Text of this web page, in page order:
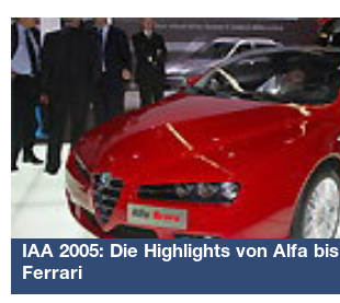
IAA 2005: Die Highlights von Alfa bis
Ferrari